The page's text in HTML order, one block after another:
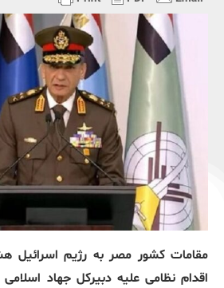
مقامات کشور مصر به رژیم اسرائیل
اقدام نظامی علیه دبیرکل جهاد